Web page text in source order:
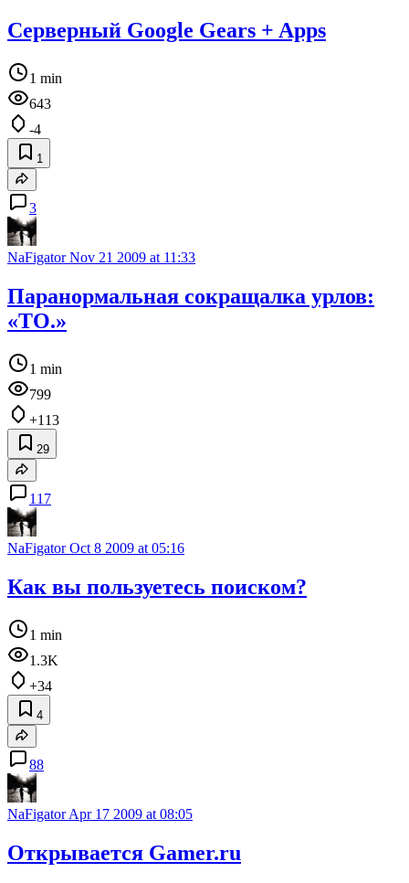
Серверный Google Gears + Apps
1 min
643
-4
1
3
NaFigatorNov 21 2009 at 11:33
Паранормальная сокращалка урлов:
«TO.»
1 min
799
+113
29
117
NaFigatorOct 8 2009 at 05:16
Как вы пользуетесь поиском?
1 min
1.3K
+34
4
88
NaFigatorApr 17 2009 at 08:05
Открывается Gamer.ru